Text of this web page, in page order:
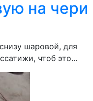
на чери
шаровой, для
чтоб это...